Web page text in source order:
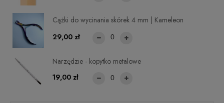
Narzędzie - kopytko metalowe
19,00 zł
Cążki do wycinania skórek 4 mm | Kameleon
29,00 zł